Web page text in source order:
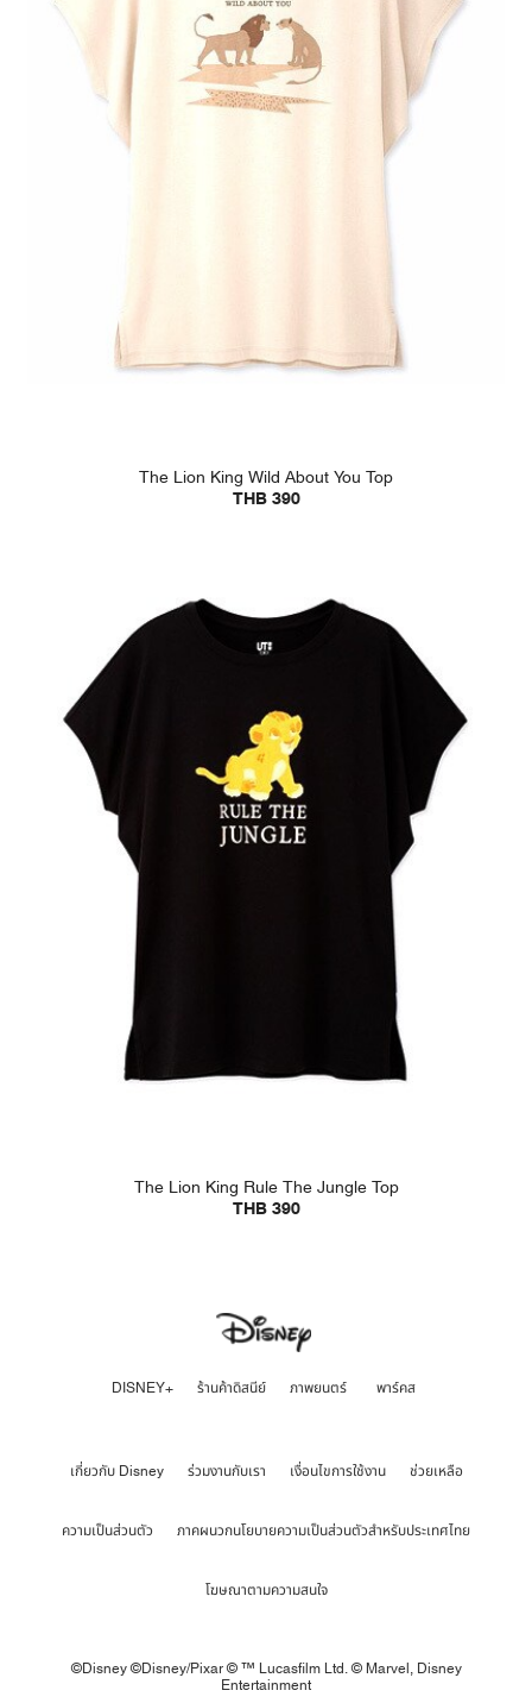
The Lion King Wild About You Top
THB 390
The Lion King Rule The Jungle Top
THB 390
DISNEY+ ร้านค้าดิสนีย์ ภาพยนตร์ พาร์คส
เกี่ยวกับ Disney ร่วมงานกับเรา เงื่อนไขการใช้งาน ช่วยเหลือ
ความเป็นส่วนตัว ภาคผนวกนโยบายความเป็นส่วนตัวสำหรับประเทศไทย
โฆษณาตามความสนใจ
©Disney ©Disney/Pixar © ™ Lucasfilm Ltd. © Marvel, Disney
Entertainment